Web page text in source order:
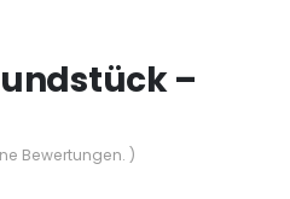
–
Bewertungen. )